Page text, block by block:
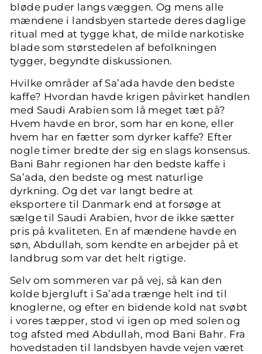
bløde puder langs væggen. Og mens alle
mændene i landsbyen startede deres daglige
ritual med at tygge khat, de milde narkotiske
blade som størstedelen af befolkningen
tygger, begyndte diskussionen.
Hvilke områder af Sa’ada havde den bedste
kaffe? Hvordan havde krigen påvirket handlen
med Saudi Arabien som lå meget tæt på?
Hvem havde en bror, som har en kone, eller
hvem har en fætter som dyrker kaffe? Efter
nogle timer bredte der sig en slags konsensus.
Bani Bahr regionen har den bedste kaffe i
Sa’ada, den bedste og mest naturlige
dyrkning. Og det var langt bedre at
eksportere til Danmark end at forsøge at
sælge til Saudi Arabien, hvor de ikke sætter
pris på kvaliteten. En af mændene havde en
søn, Abdullah, som kendte en arbejder på et
landbrug som var det helt rigtige.
Selv om sommeren var på vej, så kan den
kolde bjergluft i Sa’ada trænge helt ind til
knoglerne, og efter en bidende kold nat svøbt
i vores tæpper, stod vi igen op med solen og
tog afsted med Abdullah, mod Bani Bahr. Fra
hovedstaden til landsbyen havde vejen været